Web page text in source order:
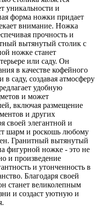
уникальности и
форма ножки придает
внимание. Ножка
прочность и
вытянутый столик с
ножке станет
или саду. Он
в качестве кофейного
в саду, создавая атмосферу
удобную
и может
включая размещение
и других
своей элегантной и
шарм и роскошь любому
Гранитный вытянутый
фигурной ножке - это не
и произведение
и утонченность в
Благодаря своей
станет великолепным
и создаст уютную и